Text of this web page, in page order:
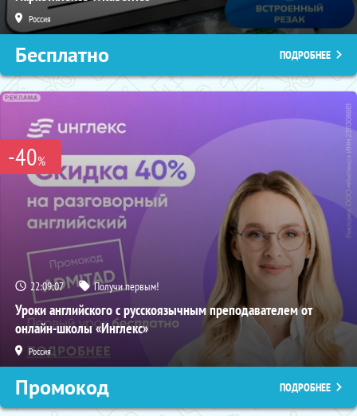
Россия
Бесплатно ПОДРОБНЕЕ
-40%
22:09:05 Получи первым!
Уроки английского с русскоязычным преподавателем от
онлайн-школы «Инглекс»
Россия
Промокод ПОДРОБНЕЕ